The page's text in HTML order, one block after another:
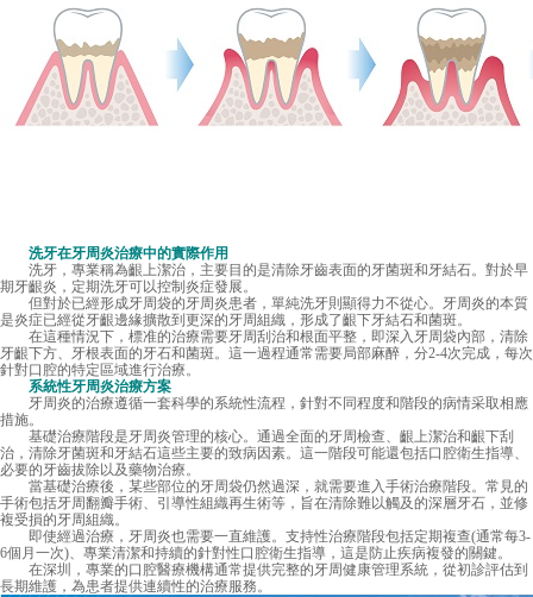
洗牙在牙周炎治療中的實際作用
洗牙，專業稱為齦上潔治，主要目的是清除牙齒表面的牙菌斑和牙結石。對於早
期牙齦炎，定期洗牙可以控制炎症發展。
但對於已經形成牙周袋的牙周炎患者，單純洗牙則顯得力不從心。牙周炎的本質
是炎症已經從牙齦邊緣擴散到更深的牙周組織，形成了齦下牙結石和菌斑。
在這種情況下，標准的治療需要牙周刮治和根面平整，即深入牙周袋內部，清除
牙齦下方、牙根表面的牙石和菌斑。這一過程通常需要局部麻醉，分2-4次完成，每次
針對口腔的特定區域進行治療。
系統性牙周炎治療方案
牙周炎的治療遵循一套科學的系統性流程，針對不同程度和階段的病情采取相應
措施。
基礎治療階段是牙周炎管理的核心。通過全面的牙周檢查、齦上潔治和齦下刮
治，清除牙菌斑和牙結石這些主要的致病因素。這一階段可能還包括口腔衛生指導、
必要的牙齒拔除以及藥物治療。
當基礎治療後，某些部位的牙周袋仍然過深，就需要進入手術治療階段。常見的
手術包括牙周翻瓣手術、引導性組織再生術等，旨在清除難以觸及的深層牙石，並修
複受損的牙周組織。
即使經過治療，牙周炎也需要一直維護。支持性治療階段包括定期複查(通常每3-
6個月一次)、專業清潔和持續的針對性口腔衛生指導，這是防止疾病複發的關鍵。
在深圳，專業的口腔醫療機構通常提供完整的牙周健康管理系統，從初診評估到
長期維護，為患者提供連續性的治療服務。